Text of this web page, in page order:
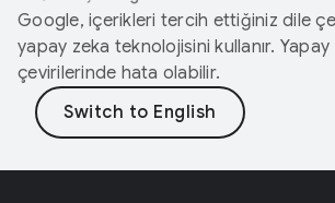
Google, içerikleri tercih ettiğiniz dile
yapay zeka teknolojisini kullanır. Yapay
çevirilerinde hata olabilir.